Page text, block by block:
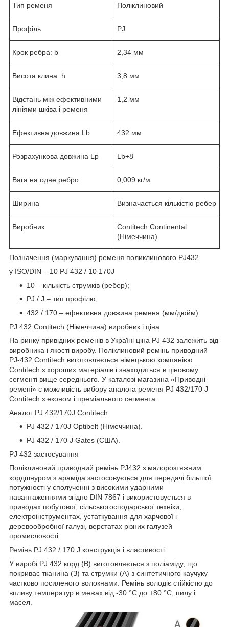
Тип ременя Поліклиновий
Профіль PJ
Крок ребра: b 2,34 мм
Висота клина: h 3,8 мм
Відстань між ефективними
лініями шківа і ременя
1,2 мм
Ефективна довжина Lb 432 мм
Розрахункова довжина Lp Lb+8
Вага на одне ребро 0,009 кг/м
Ширина Визначається кількістю ребер
Виробник
Contitech Continental
(Німеччина)
Позначення (маркування) ременя поликлинового PJ432
у ISO/DIN – 10 PJ 432 / 10 170J
10 – кількість струмків (ребер);
PJ / J – тип профілю;
432 / 170 – ефективна довжина ременя (мм/дюйм).
PJ 432 Contitech (Німеччина) виробник і ціна
На ринку привідних ременів в Україні ціна PJ 432 залежить від
виробника і якості виробу. Поліклиновий ремінь приводний
PJ-432 Contitech виготовляється німецькою компанією
Contitech з хороших матеріалів і знаходиться в ціновому
сегменті вище середнього. У каталозі магазина «Приводні
ремені» є можливість вибору аналога ременя PJ 432/170 J
Contitech з економ і преміального сегмента.
Аналог PJ 432/170J Contitech
PJ 432 / 170J Optibelt (Німеччина).
PJ 432 / 170 J Gates (США).
PJ 432 застосування
Поліклиновий приводний ремінь PJ432 з малорозтяжним
кордшнуром з араміда застосовується для передачі більшої
потужності у сполученні з високими ударними
навантаженнями згідно DIN 7867 і використовується в
приводах побутової, сільськогосподарської техніки,
електроінструментах, устаткування для харчової і
деревообробної галузі, верстатах різних галузей
промисловості.
Ремінь PJ 432 / 170 J конструкція і властивості
У виробі PJ 432 корд (В) виготовляється з поліаміду, що
покриває тканина (З) та струмки (А) з синтетичного каучуку
частково посиленого волокнами. Ремінь володіє стійкістю до
впливу температур в межах від -30 °C до +80 °C, пилу і
масел.